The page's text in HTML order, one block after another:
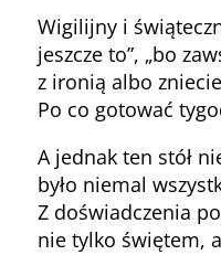
Wigilijny i
jeszcze to”, „bo
z ironią albo
Po co gotować
A jednak ten stół
było niemal
Z doświadczenia
nie tylko świętem,